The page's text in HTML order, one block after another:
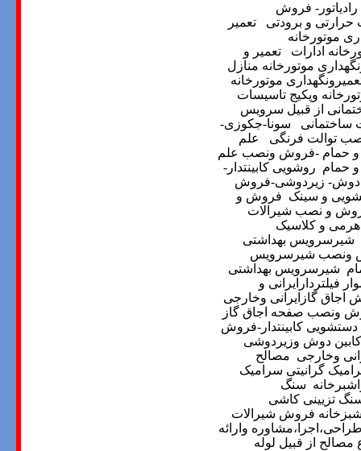
رادیاتور- فروش
حرارتی و برودتی
تعمیر
موتورخانه
ادارات
تعمیر و
موتورخانه منازل
موتورخانه
وپکیج تاسیسات
از قبیل سرویس
ساختمانی
سونا-جکوزی-
توالت فرنگی
علم
و حمام -فروش ونصب علم
حمام روشویی کابینتدار-
دوش- زیردوشی-فروش
و سینک فروش و
و نصب شیرالات
و کلاسیک
شیرسرویس بهداشتی
ونصب شیرسرویس
شیرسرویس بهداشتی
فیلتردارایرانی و
اجاق گازایرانی وخارجی
ونصب صفحه اجاق گاز
دستشویی کابینتدار-فروش
دوش وزیردوشی
وخارجی مصالح
گرانیتی سرامیک
سنگ
تزیینی کاشی
فروش شیرالات
وارائه
مصالح از قبیل لوله